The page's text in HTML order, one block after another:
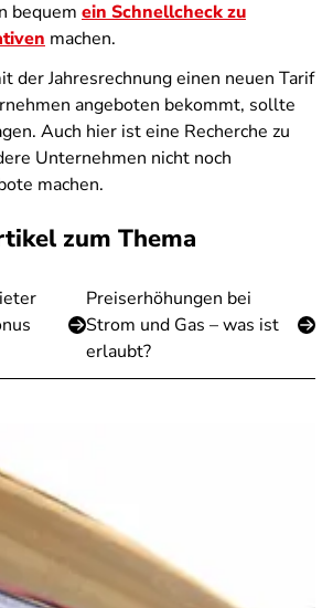
bequem ein Schnellcheck zu
machen.
der Jahresrechnung einen neuen Tarif
angeboten bekommt, sollte
Auch hier ist eine Recherche zu
Unternehmen nicht noch
machen.
zum Thema
Preiserhöhungen bei
Strom und Gas – was ist
erlaubt?